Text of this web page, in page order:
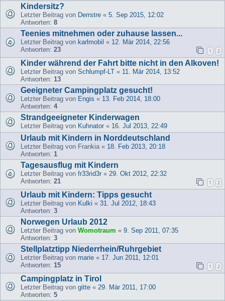
Kindersitz?
Letzter Beitrag von Derrstre « 5. Sep 2015, 12:02
Antworten: 8
Teenies mitnehmen oder zuhause lassen...
Letzter Beitrag von karlmobil « 12. Mär 2014, 22:56
Antworten: 23 1 2
Kinder während der Fahrt bitte nicht in den Alkoven!
Letzter Beitrag von Schlumpf-LT « 11. Mär 2014, 13:52
Antworten: 13
Geeigneter Campingplatz gesucht!
Letzter Beitrag von Engis « 13. Feb 2014, 18:00
Antworten: 4
Strandgeeigneter Kinderwagen
Letzter Beitrag von Kuhnator « 16. Jul 2013, 22:49
Urlaub mit Kindern in Norddeutschland
Letzter Beitrag von Frankia « 18. Feb 2013, 20:18
Antworten: 1
Tagesausflug mit Kindern
Letzter Beitrag von fr33rid3r « 29. Okt 2012, 22:32
Antworten: 21 1 2
Urlaub mit Kindern: Tipps gesucht
Letzter Beitrag von Kulki « 31. Jul 2012, 18:43
Antworten: 3
Norwegen Urlaub 2012
Letzter Beitrag von Womotraum « 9. Sep 2011, 07:35
Antworten: 3
Stellplatztipp Niederrhein/Ruhrgebiet
Letzter Beitrag von marie « 17. Jun 2011, 12:01
Antworten: 15 1 2
Campingplatz in Tirol
Letzter Beitrag von gitte « 29. Mär 2011, 17:00
Antworten: 5